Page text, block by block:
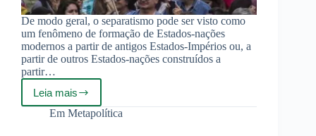
De modo geral, o separatismo pode ser visto como
um fenômeno de formação de Estados-nações
modernos a partir de antigos Estados-Impérios ou, a
partir de outros Estados-nações construídos a
partir…
Leia mais
A
dialética
Em Metapolítica